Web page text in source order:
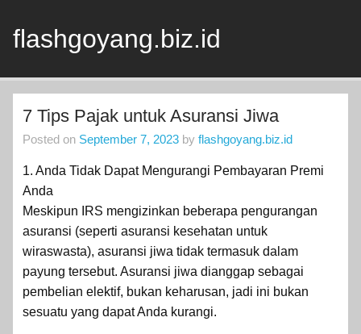
content
flashgoyang.biz.id
7 Tips Pajak untuk Asuransi Jiwa
Posted on September 7, 2023 by flashgoyang.biz.id
1. Anda Tidak Dapat Mengurangi Pembayaran Premi
Anda
Meskipun IRS mengizinkan beberapa pengurangan
asuransi (seperti asuransi kesehatan untuk
wiraswasta), asuransi jiwa tidak termasuk dalam
payung tersebut. Asuransi jiwa dianggap sebagai
pembelian elektif, bukan keharusan, jadi ini bukan
sesuatu yang dapat Anda kurangi.